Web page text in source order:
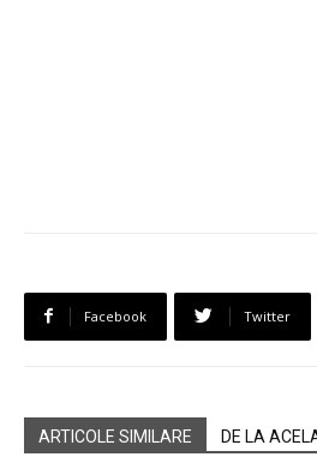
Facebook Twitter
ARTICOLE SIMILARE DE LA